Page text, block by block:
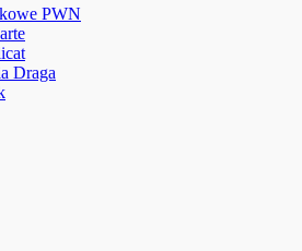
PWN
Draga